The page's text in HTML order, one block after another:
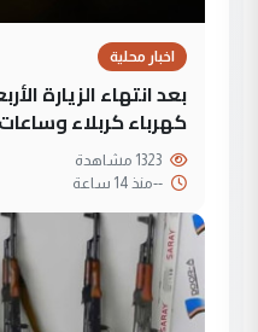
اخبار محلية
بعد انتهاء الزيارة
كهرباء كربلاء
--منذ 14 ساعة